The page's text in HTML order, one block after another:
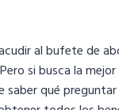
al bufete de
si busca la
qué